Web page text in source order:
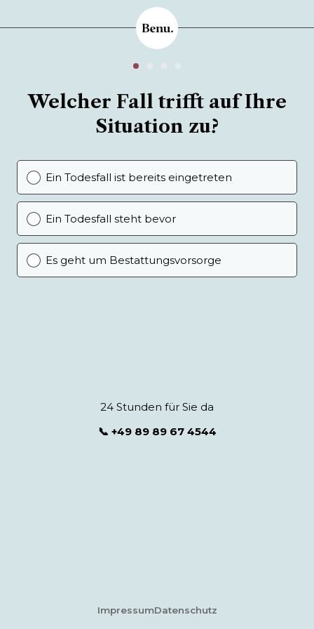
Welcher Fall trifft auf Ihre
Situation zu?
Ein Todesfall ist bereits eingetreten
Ein Todesfall steht bevor
Es geht um Bestattungsvorsorge
24 Stunden für Sie da
📞 +49 89 89 67 4544
ImpressumDatenschutz